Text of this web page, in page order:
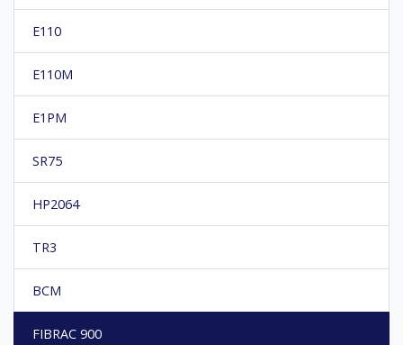
E110
E110M
E1PM
SR75
HP2064
TR3
BCM
FIBRAC 900